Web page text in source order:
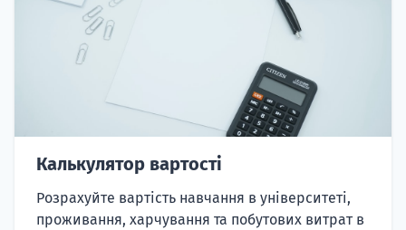
Калькулятор вартості
Розрахуйте вартість навчання в університеті,
проживання, харчування та побутових витрат в